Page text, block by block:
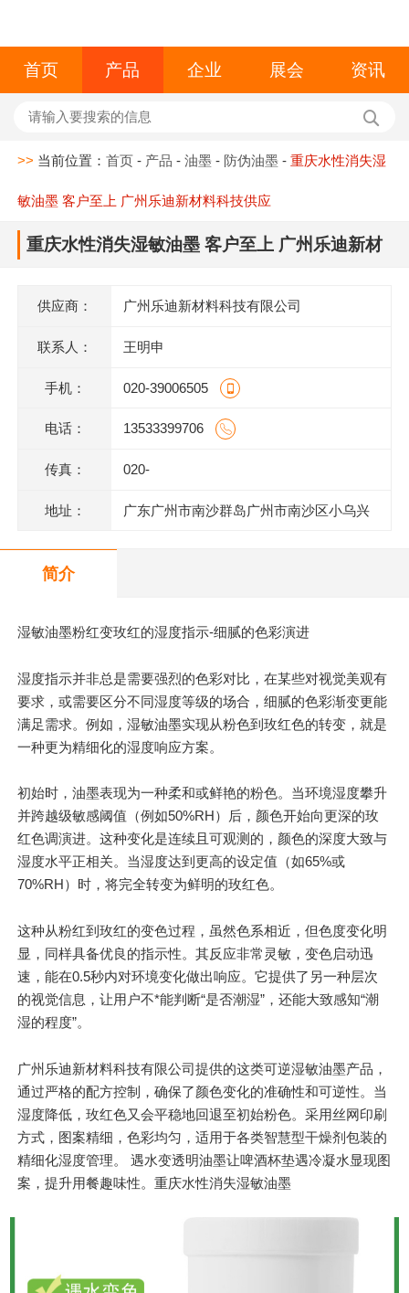
首页 产品 企业 展会 资讯
>> 当前位置：首页 - 产品 -油墨 - 防伪油墨 -重庆水性消失湿
敏油墨 客户至上 广州乐迪新材料科技供应
重庆水性消失湿敏油墨 客户至上 广州乐迪新材
供应商： 广州乐迪新材料科技有限公司
联系人： 王明申
手机： 020-39006505
电话： 13533399706
传真： 020-
地址： 广东广州市南沙群岛广州市南沙区小乌兴
简介
湿敏油墨粉红变玫红的湿度指示-细腻的色彩演进
湿度指示并非总是需要强烈的色彩对比，在某些对视觉美观有
要求，或需要区分不同湿度等级的场合，细腻的色彩渐变更能
满足需求。例如，湿敏油墨实现从粉色到玫红色的转变，就是
一种更为精细化的湿度响应方案。
初始时，油墨表现为一种柔和或鲜艳的粉色。当环境湿度攀升
并跨越级敏感阈值（例如50%RH）后，颜色开始向更深的玫
红色调演进。这种变化是连续且可观测的，颜色的深度大致与
湿度水平正相关。当湿度达到更高的设定值（如65%或
70%RH）时，将完全转变为鲜明的玫红色。
这种从粉红到玫红的变色过程，虽然色系相近，但色度变化明
显，同样具备优良的指示性。其反应非常灵敏，变色启动迅
速，能在0.5秒内对环境变化做出响应。它提供了另一种层次
的视觉信息，让用户不*能判断“是否潮湿”，还能大致感知“潮
湿的程度”。
广州乐迪新材料科技有限公司提供的这类可逆湿敏油墨产品，
通过严格的配方控制，确保了颜色变化的准确性和可逆性。当
湿度降低，玫红色又会平稳地回退至初始粉色。采用丝网印刷
方式，图案精细，色彩均匀，适用于各类智慧型干燥剂包装的
精细化湿度管理。 遇水变透明油墨让啤酒杯垫遇冷凝水显现图
案，提升用餐趣味性。重庆水性消失湿敏油墨